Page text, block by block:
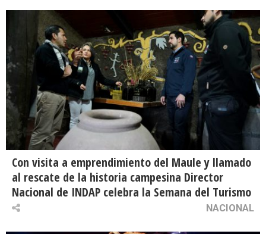
Con visita a emprendimiento del Maule y llamado
al rescate de la historia campesina Director
Nacional de INDAP celebra la Semana del Turismo
NACIONAL